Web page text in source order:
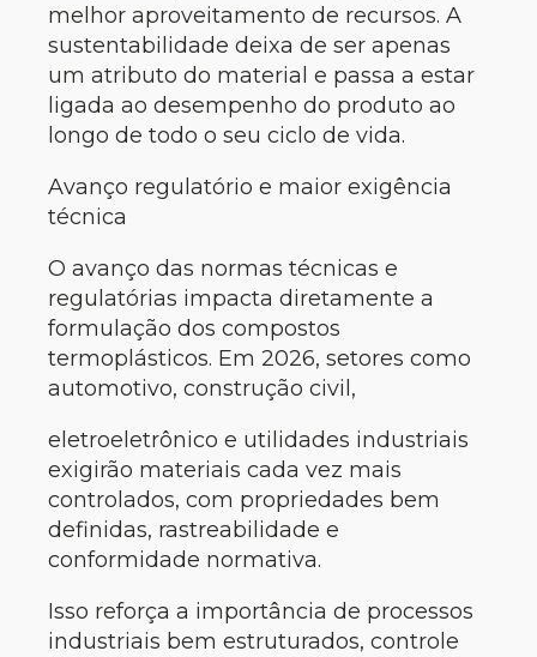
melhor aproveitamento de recursos. A
sustentabilidade deixa de ser apenas
um atributo do material e passa a estar
ligada ao desempenho do produto ao
longo de todo o seu ciclo de vida.
Avanço regulatório e maior exigência
técnica
O avanço das normas técnicas e
regulatórias impacta diretamente a
formulação dos compostos
termoplásticos. Em 2026, setores como
automotivo, construção civil,
eletroeletrônico e utilidades industriais
exigirão materiais cada vez mais
controlados, com propriedades bem
definidas, rastreabilidade e
conformidade normativa.
Isso reforça a importância de processos
industriais bem estruturados, controle